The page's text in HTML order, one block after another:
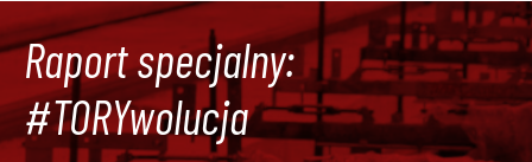
Raport specjalny:
#TORYwolucja